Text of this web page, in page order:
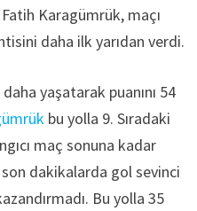
Karagümrük, maçı
daha ilk yarıdan verdi.
yaşatarak puanını 54
bu yolla 9. Sıradaki
maç sonuna kadar
dakikalarda gol sevinci
Bu yolla 35